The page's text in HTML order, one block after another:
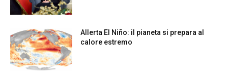
Allerta El Niño: il pianeta si prepara al
calore estremo